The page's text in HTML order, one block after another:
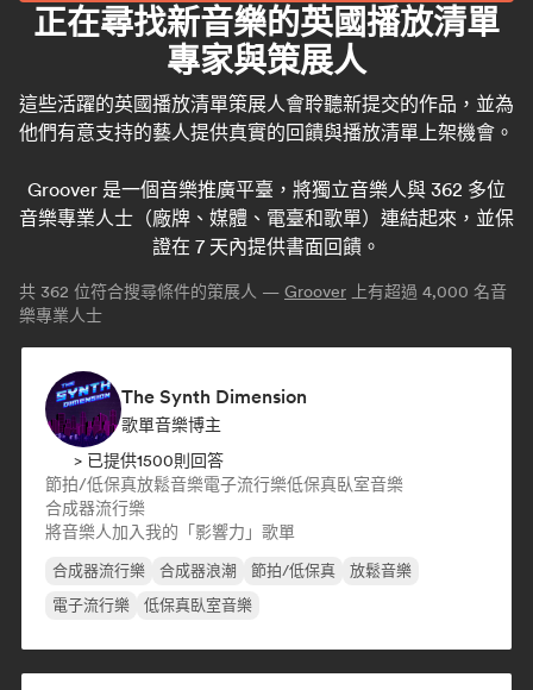
正在尋找新音樂的英國播放清單
專家與策展人
這些活躍的英國播放清單策展人會聆聽新提交的作品，並為
他們有意支持的藝人提供真實的回饋與播放清單上架機會。
Groover 是一個音樂推廣平臺，將獨立音樂人與 362 多位
音樂專業人士（廠牌、媒體、電臺和歌單）連結起來，並保
證在 7 天內提供書面回饋。
共 362 位符合搜尋條件的策展人 — Groover 上有超過 4,000 名音
樂專業人士
The Synth Dimension
歌單音樂博主
> 已提供1500則回答
節拍/低保真放鬆音樂電子流行樂低保真臥室音樂
合成器流行樂
將音樂人加入我的「影響力」歌單
合成器流行樂 合成器浪潮 節拍/低保真
放鬆音樂
電子流行樂
低保真臥室音樂